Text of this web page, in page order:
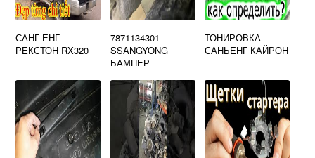
САНГ ЕНГ
РЕКСТОН RX320
7871134301
SSANGYONG
БАМПЕР
ТОНИРОВКА
САНЬЕНГ КАЙРОН